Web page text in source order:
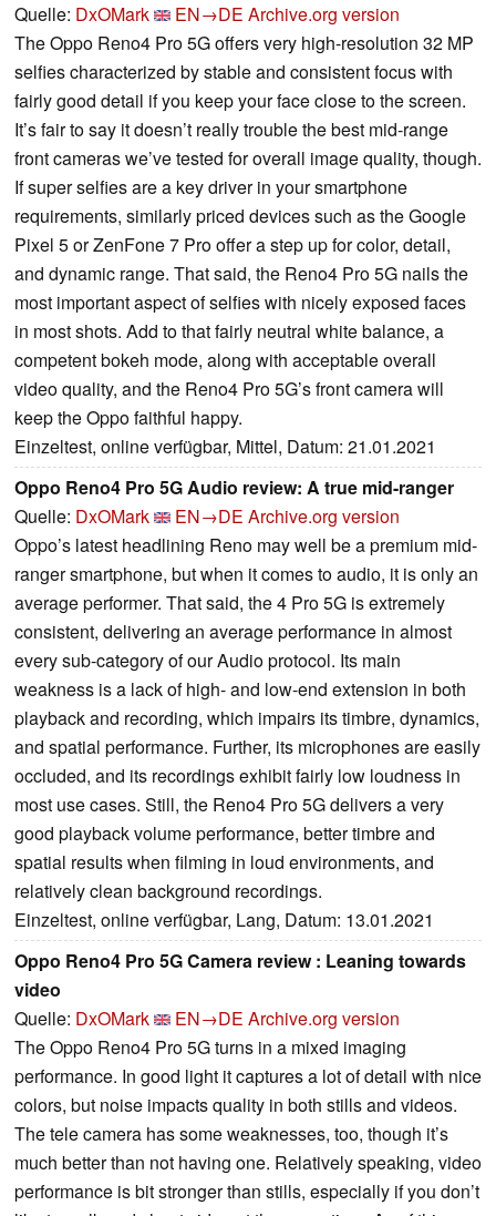
Quelle: DxOMark EN→DE Archive.org version
The Oppo Reno4 Pro 5G offers very high-resolution 32 MP
selfies characterized by stable and consistent focus with
fairly good detail if you keep your face close to the screen.
It’s fair to say it doesn’t really trouble the best mid-range
front cameras we’ve tested for overall image quality, though.
If super selfies are a key driver in your smartphone
requirements, similarly priced devices such as the Google
Pixel 5 or ZenFone 7 Pro offer a step up for color, detail,
and dynamic range. That said, the Reno4 Pro 5G nails the
most important aspect of selfies with nicely exposed faces
in most shots. Add to that fairly neutral white balance, a
competent bokeh mode, along with acceptable overall
video quality, and the Reno4 Pro 5G’s front camera will
keep the Oppo faithful happy.
Einzeltest, online verfügbar, Mittel, Datum: 21.01.2021
Oppo Reno4 Pro 5G Audio review: A true mid-ranger
Quelle: DxOMark EN→DE Archive.org version
Oppo’s latest headlining Reno may well be a premium mid-
ranger smartphone, but when it comes to audio, it is only an
average performer. That said, the 4 Pro 5G is extremely
consistent, delivering an average performance in almost
every sub-category of our Audio protocol. Its main
weakness is a lack of high- and low-end extension in both
playback and recording, which impairs its timbre, dynamics,
and spatial performance. Further, its microphones are easily
occluded, and its recordings exhibit fairly low loudness in
most use cases. Still, the Reno4 Pro 5G delivers a very
good playback volume performance, better timbre and
spatial results when filming in loud environments, and
relatively clean background recordings.
Einzeltest, online verfügbar, Lang, Datum: 13.01.2021
Oppo Reno4 Pro 5G Camera review : Leaning towards
video
Quelle: DxOMark EN→DE Archive.org version
The Oppo Reno4 Pro 5G turns in a mixed imaging
performance. In good light it captures a lot of detail with nice
colors, but noise impacts quality in both stills and videos.
The tele camera has some weaknesses, too, though it’s
much better than not having one. Relatively speaking, video
performance is bit stronger than stills, especially if you don’t